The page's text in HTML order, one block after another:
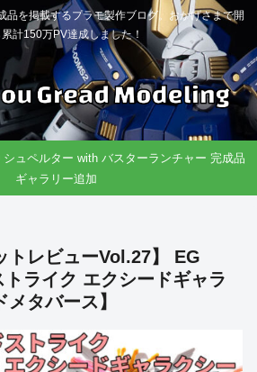
品を掲載するプラモ製作ブログ。おかげさまで開
計150万PV達成しました！
ュペルター with バスターランチャー 完成品
ギャラリー追加
トレビューVol.27】 EG
ライク エクシードギャラ
タバース】